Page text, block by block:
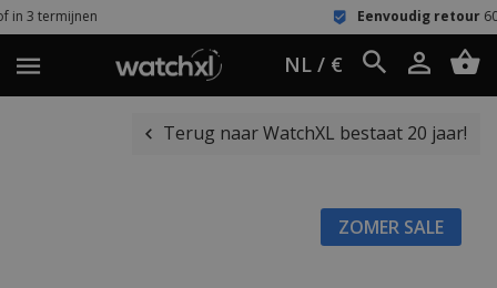
Eenvoudig retour60 dagen
NL / €
Terug naar WatchXL bestaat 20 jaar!
ZOMER SALE